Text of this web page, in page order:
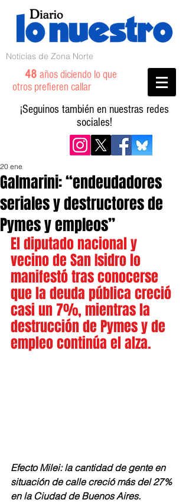
Noticias de Zona Norte
48 años diciendo lo que
otros prefieren callar
¡Seguinos también en nuestras redes
sociales!
Galmarini: “endeudadores
seriales y destructores de
Pymes y empleos”
20 ene
El diputado nacional y
vecino de San Isidro lo
manifestó tras conocerse
que la deuda pública creció
casi un 7%, mientras la
destrucción de Pymes y de
empleo continúa el alza.
Efecto Milei: la cantidad de gente en
situación de calle creció más del 27%
en la Ciudad de Buenos Aires.